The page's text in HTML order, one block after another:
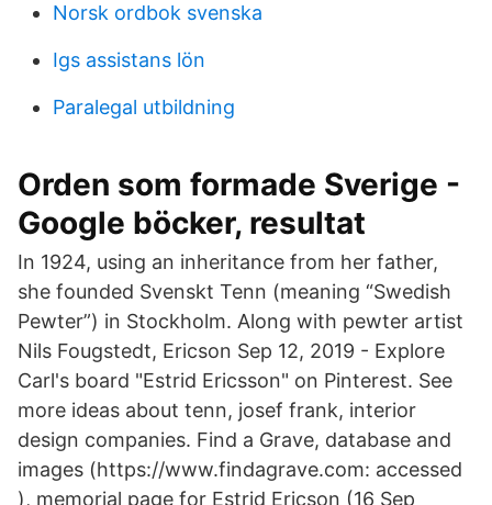
Norsk ordbok svenska
Igs assistans lön
Paralegal utbildning
Orden som formade Sverige -
Google böcker, resultat
In 1924, using an inheritance from her father,
she founded Svenskt Tenn (meaning “Swedish
Pewter”) in Stockholm. Along with pewter artist
Nils Fougstedt, Ericson Sep 12, 2019 - Explore
Carl's board "Estrid Ericsson" on Pinterest. See
more ideas about tenn, josef frank, interior
design companies. Find a Grave, database and
images (https://www.findagrave.com: accessed
), memorial page for Estrid Ericson (16 Sep